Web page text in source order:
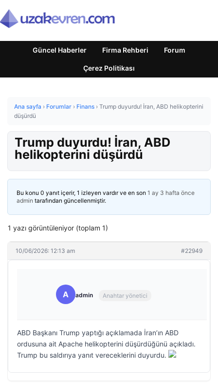
Güncel Haberler Firma Rehberi Forum
Çerez Politikası
Ana sayfa › Forumlar › Finans › Trump duyurdu! İran, ABD helikopterini
düşürdü
Trump duyurdu! İran, ABD
helikopterini düşürdü
Bu konu 0 yanıt içerir, 1 izleyen vardır ve en son 1 ay 3 hafta önce
admin tarafından güncellenmiştir.
1 yazı görüntüleniyor (toplam 1)
10/06/2026: 12:13 am #22949
A admin Anahtar yönetici
ABD Başkanı Trump yaptığı açıklamada İran’ın ABD
ordusuna ait Apache helikopterini düşürdüğünü açıkladı.
Trump bu saldırıya yanıt vereceklerini duyurdu.